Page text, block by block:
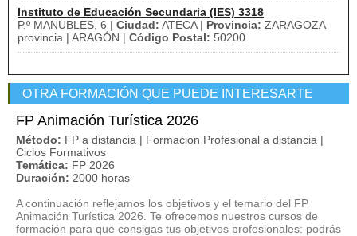
Instituto de Educación Secundaria (IES) 3318
P.º MANUBLES, 6 | Ciudad: ATECA | Provincia: ZARAGOZA
provincia | ARAGÓN | Código Postal: 50200
OTRA FORMACIÓN QUE PUEDE INTERESARTE
FP Animación Turística 2026
Método: FP a distancia | Formacion Profesional a distancia |
Ciclos Formativos
Temática: FP 2026
Duración: 2000 horas
A continuación reflejamos los objetivos y el temario del FP
Animación Turística 2026. Te ofrecemos nuestros cursos de
formación para que consigas tus objetivos profesionales: podrás